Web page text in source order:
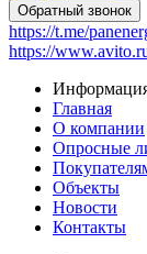
https://t.me/
https://
Главная
О компании
Опросные
Объекты
Новости
Контакты